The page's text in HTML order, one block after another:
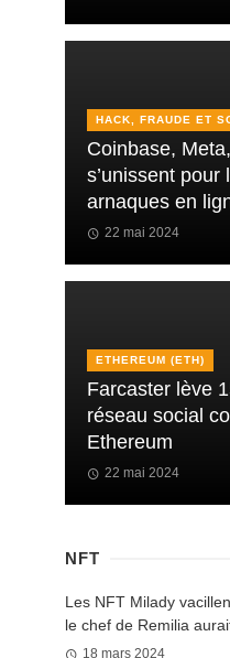
HACK, FRAUDE ET
Coinbase,
s’unissent
arnaques en
22 mai 2024
ETHEREUM (ETH)
Farcaster lève
réseau social
Ethereum
22 mai 2024
NFT
Les NFT Milady
le chef de Remilia
18 mars 2024